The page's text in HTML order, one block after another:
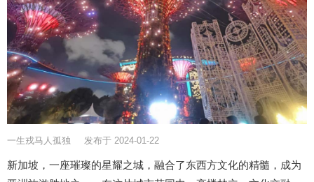
一生戎马人孤独 发布于 2024-01-22
新加坡，一座璀璨的星耀之城，融合了东西方文化的精髓，成为